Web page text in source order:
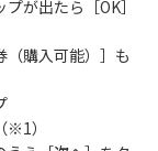
が出たら［OK］
（購入可能）］も
※1）